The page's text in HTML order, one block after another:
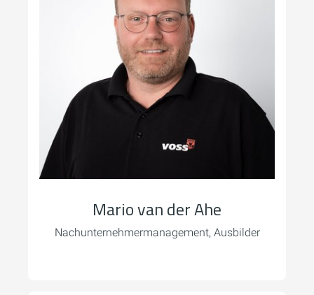
Mario van der Ahe
Nachunternehmermanagement, Ausbilder